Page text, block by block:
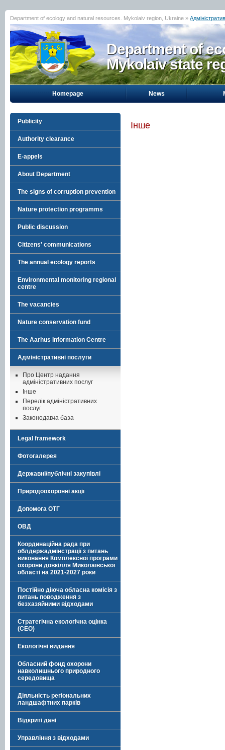
Department of ecology and natural resources. Mykolaiv region, Ukraine »
Department of
Mykolaiv state
Homepage News
Publicity
Authority clearance
E-appels
About Department
The signs of corruption prevention
Nature protection programms
Public discussion
Citizens' communications
The annual ecology reports
Environmental monitoring regional
centre
The vacancies
Nature conservation fund
The Aarhus Information Centre
Адміністративні послуги
Про Центр надання
адміністративних послуг
Інше
Перелік адміністративних
послуг
Законодавча база
Legal framework
Фотогалерея
Державні/публічні закупівлі
Природоохоронні акції
Допомога ОТГ
ОВД
Координаційна рада при
облдержадмінстрації з питань
виконання Комплексної програми
охорони довкілля Миколаївської
області на 2021-2027 роки
Постійно діюча обласна комісія з
питань поводження з
безхазяйними відходами
Стратегічна екологічна оцінка
(СЕО)
Екологічні видання
Обласний фонд охорони
навколишнього природного
середовища
Діяльність регіональних
ландшафтних парків
Відкриті дані
Управління з відходами
Інше